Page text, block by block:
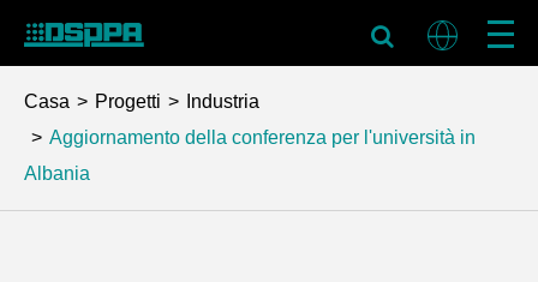
Casa Progetti
Industria
Aggiornamento della conferenza per l'università in
Albania